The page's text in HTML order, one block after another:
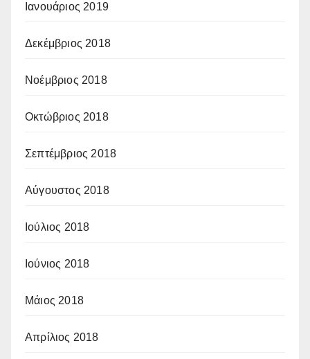
Ιανουάριος 2019
Δεκέμβριος 2018
Νοέμβριος 2018
Οκτώβριος 2018
Σεπτέμβριος 2018
Αύγουστος 2018
Ιούλιος 2018
Ιούνιος 2018
Μάιος 2018
Απρίλιος 2018